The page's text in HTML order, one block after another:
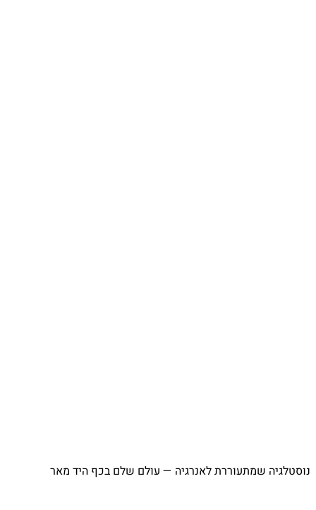
⁨ נוסטלגיה שמתעוררת לאנרגיה — עולם שלם בכף היד מאר